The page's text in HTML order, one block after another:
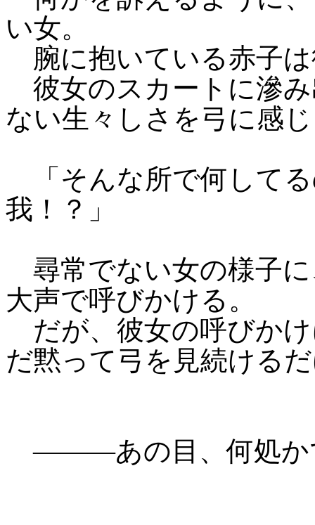
い女。
腕に抱いている赤子
彼女のスカートに滲
ない生々しさを弓に感
「そんな所で何して
我！？」
尋常でない女の様子
大声で呼びかける。
だが、彼女の呼びか
だ黙って弓を見続ける
―――あの目、何処か